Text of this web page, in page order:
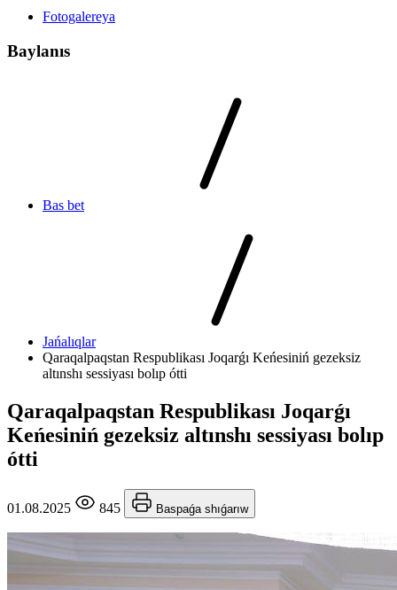
Fotogalereya
Baylanıs
Bas bet
Jańalıqlar
Qaraqalpaqstan Respublikası Joqarǵı Keńesiniń gezeksiz
altınshı sessiyası bolıp ótti
Qaraqalpaqstan Respublikası Joqarǵı
Keńesiniń gezeksiz altınshı sessiyası bolıp
ótti
01.08.2025 845 Baspaǵa shıǵarıw